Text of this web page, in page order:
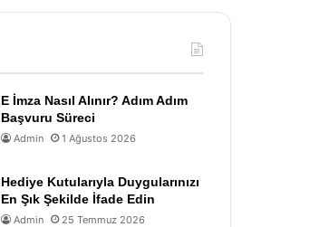
E İmza Nasıl Alınır? Adım Adım
Başvuru Süreci
Admin 1 Ağustos 2026
Hediye Kutularıyla Duygularınızı
En Şık Şekilde İfade Edin
Admin 25 Temmuz 2026